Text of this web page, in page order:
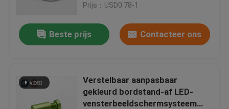
Prijs：USD0.78-1
Beste prijs Contacteer ons
Verstelbaar aanpasbaar
gekleurd bordstand-af LED-
vensterbeeldschermsysteem